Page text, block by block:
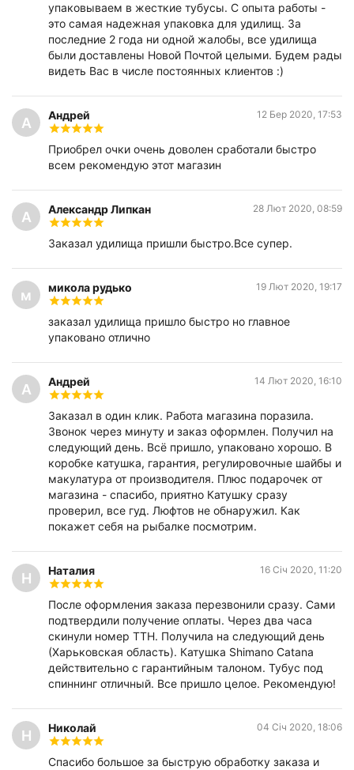
упаковываем в жесткие тубусы. С опыта работы -
это самая надежная упаковка для удилищ. За
последние 2 года ни одной жалобы, все удилища
были доставлены Новой Почтой целыми. Будем рады
видеть Вас в числе постоянных клиентов :)
А Андрей 12 Бер 2020, 17:53
Приобрел очки очень доволен сработали быстро
всем рекомендую этот магазин
А Александр Липкан 28 Лют 2020, 08:59
Заказал удилища пришли быстро.Все супер.
м микола рудько 19 Лют 2020, 19:17
заказал удилища пришло быстро но главное
упаковано отлично
А Андрей 14 Лют 2020, 16:10
Заказал в один клик. Работа магазина поразила.
Звонок через минуту и заказ оформлен. Получил на
следующий день. Всё пришло, упаковано хорошо. В
коробке катушка, гарантия, регулировочные шайбы и
макулатура от производителя. Плюс подарочек от
магазина - спасибо, приятно Катушку сразу
проверил, все гуд. Люфтов не обнаружил. Как
покажет себя на рыбалке посмотрим.
Н Наталия 16 Січ 2020, 11:20
После оформления заказа перезвонили сразу. Сами
подтвердили получение оплаты. Через два часа
скинули номер ТТН. Получила на следующий день
(Харьковская область). Катушка Shimano Catana
действительно с гарантийным талоном. Тубус под
спиннинг отличный. Все пришло целое. Рекомендую!
Н Николай 04 Січ 2020, 18:06
Спасибо большое за быструю обработку заказа и